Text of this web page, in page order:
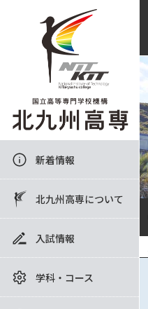
新着情報
北九州高専について
入試情報
学科・コース